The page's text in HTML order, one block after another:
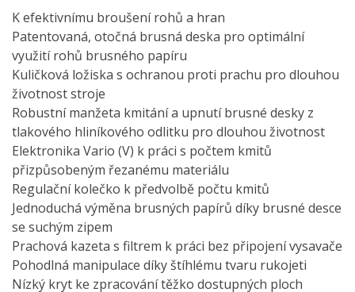
K efektivnímu broušení rohů a hran
Patentovaná, otočná brusná deska pro optimální
využití rohů brusného papíru
Kuličková ložiska s ochranou proti prachu pro dlouhou
životnost stroje
Robustní manžeta kmitání a upnutí brusné desky z
tlakového hliníkového odlitku pro dlouhou životnost
Elektronika Vario (V) k práci s počtem kmitů
přizpůsobeným řezanému materiálu
Regulační kolečko k předvolbě počtu kmitů
Jednoduchá výměna brusných papírů díky brusné desce
se suchým zipem
Prachová kazeta s filtrem k práci bez připojení vysavače
Pohodlná manipulace díky štíhlému tvaru rukojeti
Nízký kryt ke zpracování těžko dostupných ploch